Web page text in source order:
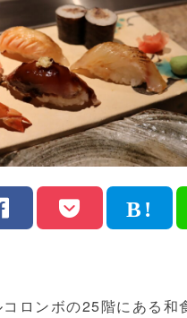
ロンボの25階にある和